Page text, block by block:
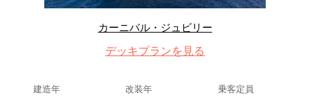
カーニバル・ジュビリー
デッキプランを見る
建造年 改装年 乗客定員